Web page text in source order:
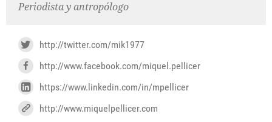
Periodista y antropólogo
http://twitter.com/mik1977
http://www.facebook.com/miquel.pellicer
https://www.linkedin.com/in/mpellicer
http://www.miquelpellicer.com